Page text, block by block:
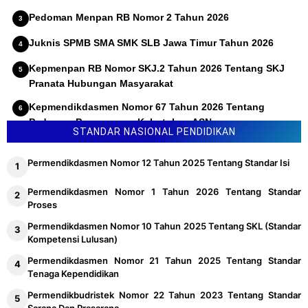
Pedoman Menpan RB Nomor 2 Tahun 2026
Juknis SPMB SMA SMK SLB Jawa Timur Tahun 2026
Kepmenpan RB Nomor SKJ.2 Tahun 2026 Tentang SKJ
Pranata Hubungan Masyarakat
Kepmendikdasmen Nomor 67 Tahun 2026 Tentang
Pedoman Penyusunan Kebutuhan ASN
STANDAR NASIONAL PENDIDIKAN
Permendikdasmen Nomor 12 Tahun 2025 Tentang Standar Isi
Permendikdasmen Nomor 1 Tahun 2026 Tentang Standar
Proses
Permendikdasmen Nomor 10 Tahun 2025 Tentang SKL (Standar
Kompetensi Lulusan)
Permendikdasmen Nomor 21 Tahun 2025 Tentang Standar
Tenaga Kependidikan
Permendikbudristek Nomor 22 Tahun 2023 Tentang Standar